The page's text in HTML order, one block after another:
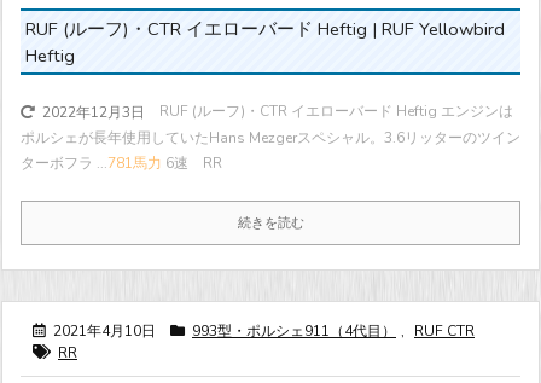
RUF (ルーフ)・CTR イエローバード Heftig | RUF Yellowbird
Heftig
2022年12月3日
RUF (ルーフ)・CTR イエローバード Heftig エンジンは
ポルシェが長年使用していたHans Mezgerスペシャル。3.6リッターのツイン
ターボフラ ...781馬力 6速 RR
続きを読む
2021年4月10日 993型・ポルシェ911（4代目） ,
RUF CTR
RR